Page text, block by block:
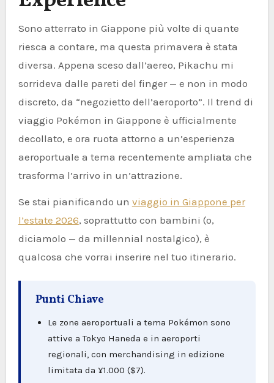
Sono atterrato in Giappone più volte di quante
riesca a contare, ma questa primavera è stata
diversa. Appena sceso dall’aereo, Pikachu mi
sorrideva dalle pareti del finger — e non in modo
discreto, da “negozietto dell’aeroporto”. Il trend di
viaggio Pokémon in Giappone è ufficialmente
decollato, e ora ruota attorno a un’esperienza
aeroportuale a tema recentemente ampliata che
trasforma l’arrivo in un’attrazione.
Se stai pianificando un viaggio in Giappone per
l’estate 2026, soprattutto con bambini (o,
diciamolo — da millennial nostalgico), è
qualcosa che vorrai inserire nel tuo itinerario.
Punti Chiave
Le zone aeroportuali a tema Pokémon sono
attive a Tokyo Haneda e in aeroporti
regionali, con merchandising in edizione
limitata da ¥1.000 ($7).